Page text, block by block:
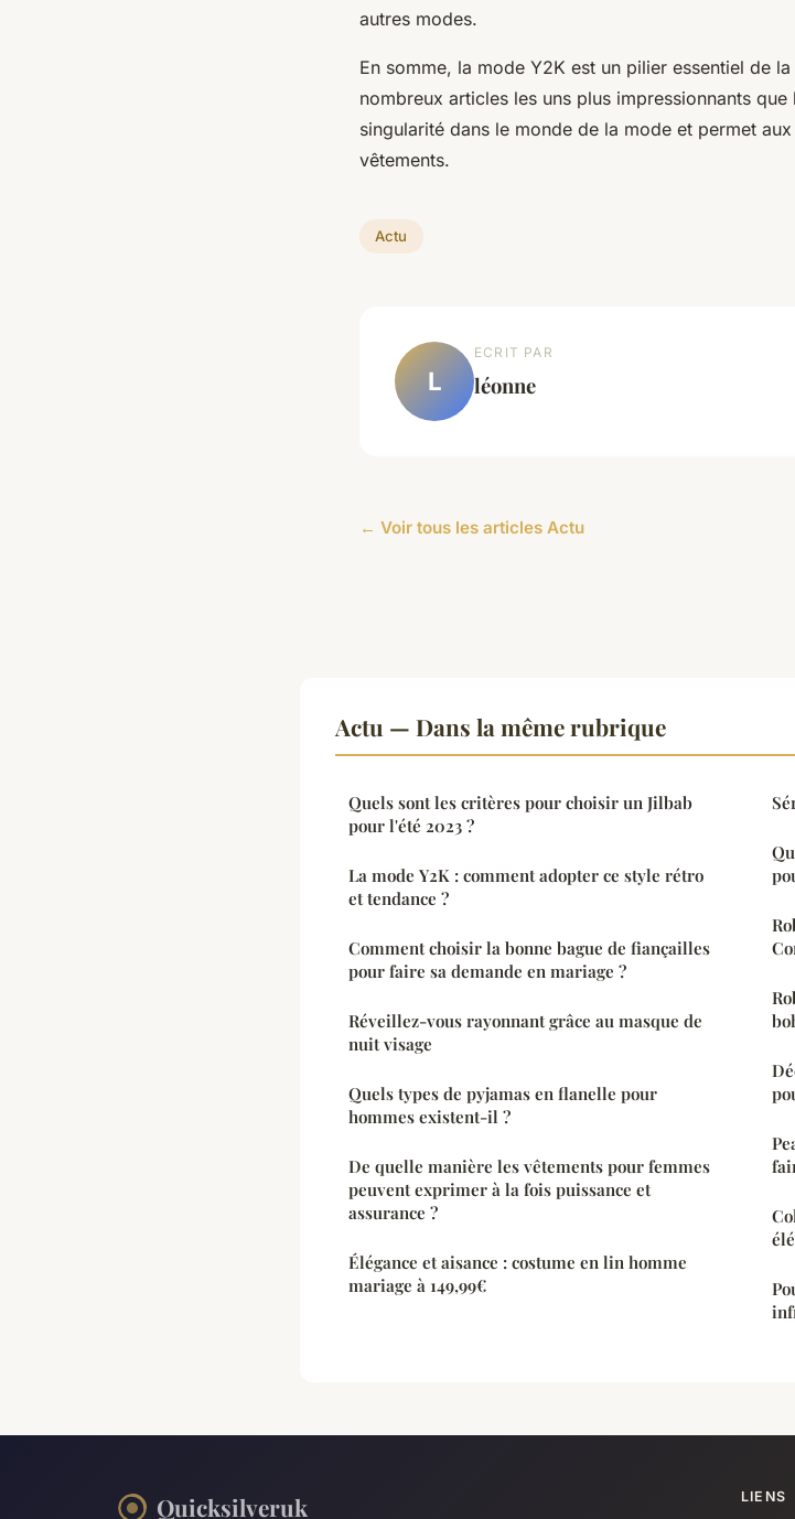
autres modes.
En somme, la mode Y2K est un pilier essentiel de
nombreux articles les uns plus impressionnants
singularité dans le monde de la mode et permet
vêtements.
Actu
L
ECRIT PAR
léonne
← Voir tous les articles Actu
Actu — Dans la même rubrique
Quels sont les critères pour choisir un Jilbab
pour l'été 2023 ?
La mode Y2K : comment adopter ce style rétro
et tendance ?
Comment choisir la bonne bague de fiançailles
pour faire sa demande en mariage ?
Réveillez-vous rayonnant grâce au masque de
nuit visage
Quels types de pyjamas en flanelle pour
hommes existent-il ?
De quelle manière les vêtements pour femmes
peuvent exprimer à la fois puissance et
assurance ?
Élégance et aisance : costume en lin homme
mariage à 149,99€
Quicksilveruk LIENS